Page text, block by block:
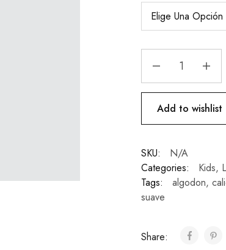
Add to wishlist
SKU:
N/A
Categories:
Kids,
Tags:
algodon,
suave
Share: